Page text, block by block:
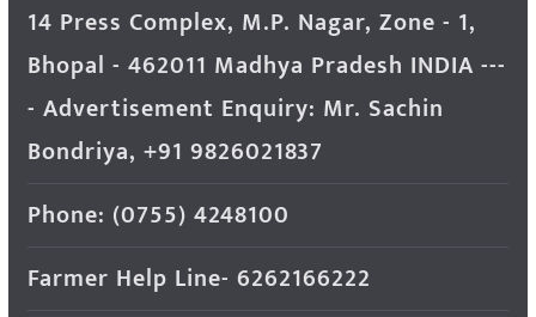
14 Press Complex, M.P. Nagar, Zone - 1,
Bhopal - 462011 Madhya Pradesh INDIA ---
- Advertisement Enquiry: Mr. Sachin
Bondriya, +91 9826021837
Phone: (0755) 4248100
Farmer Help Line- 6262166222